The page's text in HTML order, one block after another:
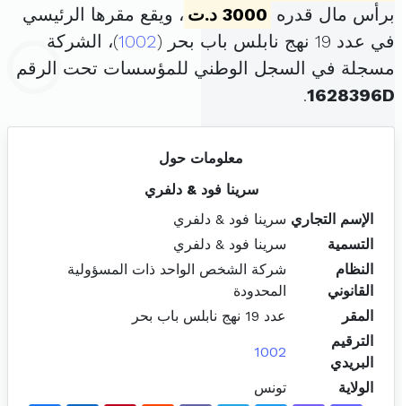
برأس مال قدره 3000 د.ت
، ويقع مقرها الرئيسي
في عدد 19 نهج نابلس باب بحر (
1002)، الشركة
مسجلة في السجل الوطني للمؤسسات تحت الرقم
1628396D
.
معلومات حول
سرينا فود & دلفري
الإسم التجاري سرينا فود & دلفري
التسمية
سرينا فود & دلفري
النظام
القانوني
شركة الشخص الواحد ذات المسؤولية
المحدودة
المقر
عدد 19 نهج نابلس باب بحر
الترقيم
البريدي
1002
الولاية تونس